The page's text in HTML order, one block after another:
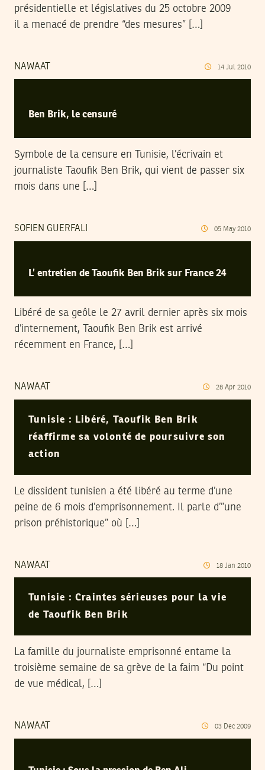
présidentielle et législatives du 25 octobre 2009
il a menacé de prendre “des mesures” […]
NAWAAT 14 Jul 2010
Ben Brik, le censuré
Symbole de la censure en Tunisie, l’écrivain et
journaliste Taoufik Ben Brik, qui vient de passer six
mois dans une […]
SOFIEN GUERFALI 05 May 2010
L’ entretien de Taoufik Ben Brik sur France 24
Libéré de sa geôle le 27 avril dernier après six mois
d’internement, Taoufik Ben Brik est arrivé
récemment en France, […]
NAWAAT 28 Apr 2010
Tunisie : Libéré, Taoufik Ben Brik
réaffirme sa volonté de poursuivre son
action
Le dissident tunisien a été libéré au terme d’une
peine de 6 mois d’emprisonnement. Il parle d’”une
prison préhistorique” où […]
NAWAAT 18 Jan 2010
Tunisie : Craintes sérieuses pour la vie
de Taoufik Ben Brik
La famille du journaliste emprisonné entame la
troisième semaine de sa grève de la faim “Du point
de vue médical, […]
NAWAAT 03 Dec 2009